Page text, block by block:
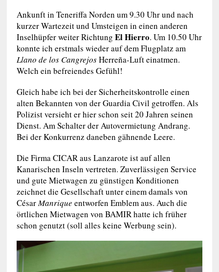
Ankunft in Teneriffa Norden um 9.30 Uhr und nach
kurzer Wartezeit und Umsteigen in einen anderen
Inselhüpfer weiter Richtung El Hierro. Um 10.50 Uhr
konnte ich erstmals wieder auf dem Flugplatz am
Llano de los CangrejosHerreña-Luft einatmen.
Welch ein befreiendes Gefühl!
Gleich habe ich bei der Sicherheitskontrolle einen
alten Bekannten von der Guardia Civil getroffen. Als
Polizist versieht er hier schon seit 20 Jahren seinen
Dienst. Am Schalter der Autovermietung Andrang.
Bei der Konkurrenz daneben gähnende Leere.
Die Firma CICAR aus Lanzarote ist auf allen
Kanarischen Inseln vertreten. Zuverlässigen Service
und gute Mietwagen zu günstigen Konditionen
zeichnet die Gesellschaft unter einem damals von
CésarManrique entworfen Emblem aus. Auch die
örtlichen Mietwagen von BAMIR hatte ich früher
schon genutzt (soll alles keine Werbung sein).